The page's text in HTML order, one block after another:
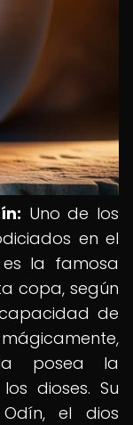
Uno de los
en el
la famosa
copa, según
de
posea la
dioses. Su
el dios